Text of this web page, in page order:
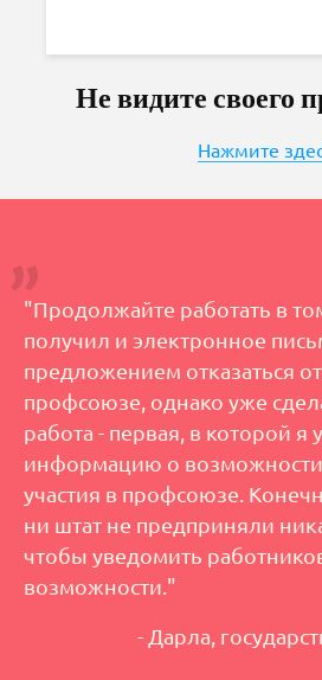
Не видите своего
Нажмите
"Продолжайте работать в
получил и электронное
предложением отказаться от
профсоюзе, однако уже
работа - первая, в которой я
информацию о возможности
участия в профсоюзе.
ни штат не предприняли
чтобы уведомить
возможности."
- Дарла,